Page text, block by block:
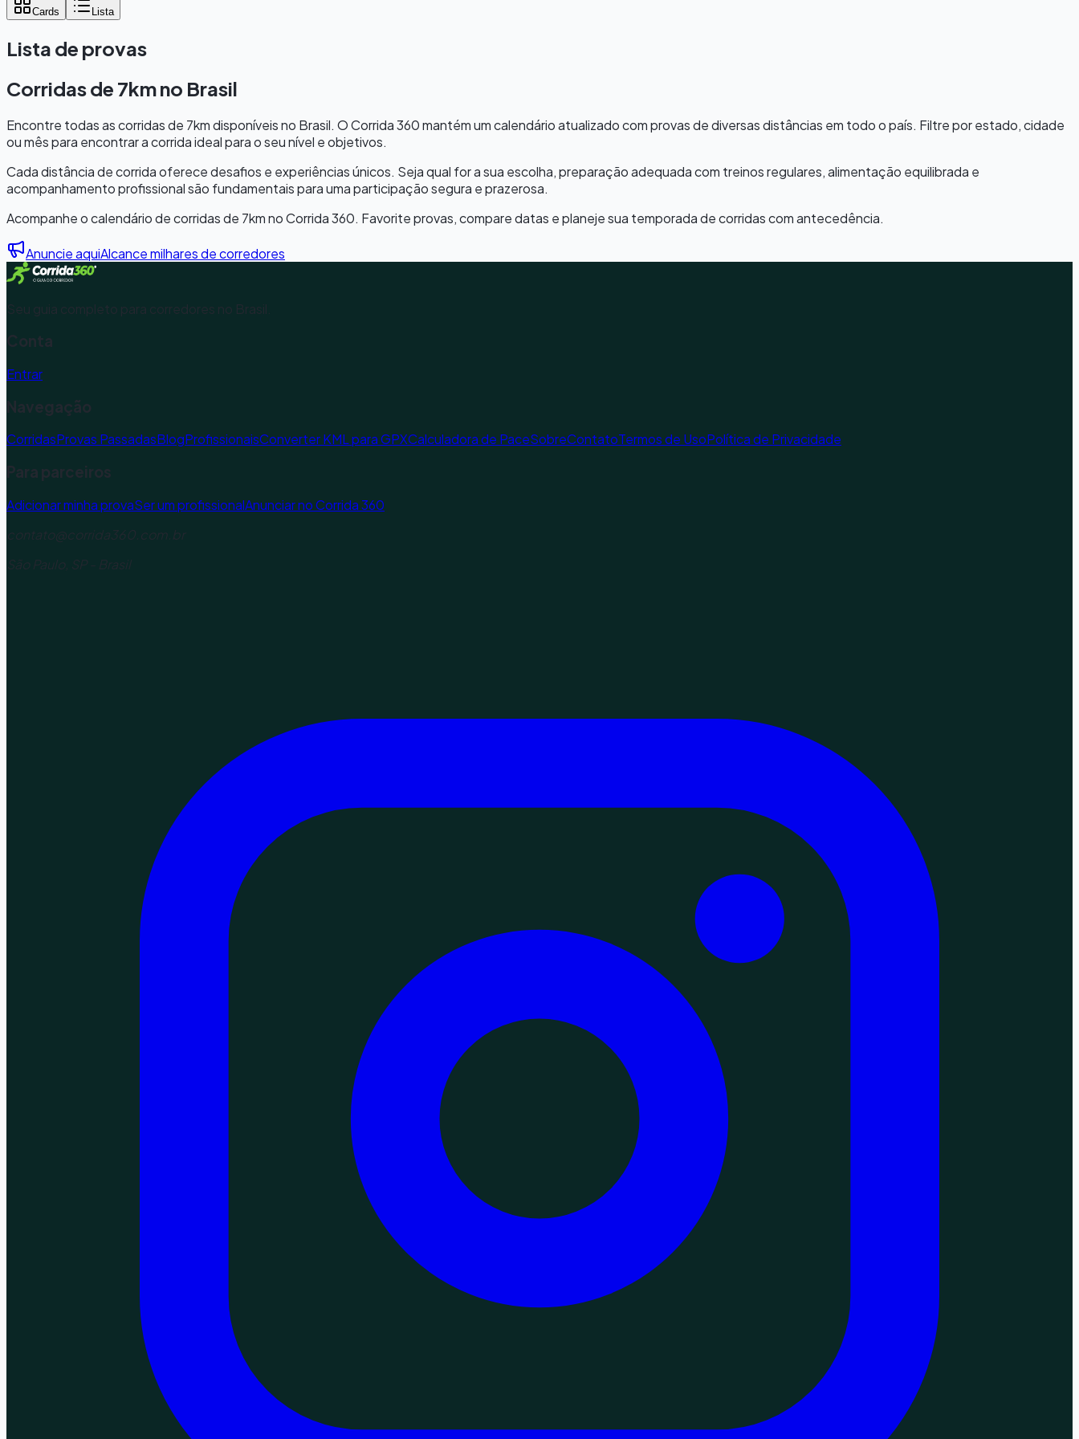
Cards Lista
Lista de provas
Corridas de 7kmno Brasil
Encontre todas as corridas de 7kmdisponíveis no Brasil. O Corrida 360 mantém um calendário atualizado com provas de diversas distâncias em todo o país. Filtre por estado, cidade
ou mês para encontrar a corrida ideal para o seu nível e objetivos.
Cada distância de corrida oferece desafios e experiências únicos. Seja qual for a sua escolha, preparação adequada com treinos regulares, alimentação equilibrada e
acompanhamento profissional são fundamentais para uma participação segura e prazerosa.
Acompanhe o calendário de corridas de 7kmno Corrida 360. Favorite provas, compare datas e planeje sua temporada de corridas com antecedência.
Anuncie aquiAlcance milhares de corredores
Seu guia completo para corredores no Brasil.
Conta
Entrar
Navegação
CorridasProvas PassadasBlogProfissionaisConverter KML para GPXCalculadora de PaceSobreContatoTermos de UsoPolítica de Privacidade
Para parceiros
Adicionar minha provaSer um profissionalAnunciar no Corrida 360
contato@corrida360.com.br
São Paulo, SP - Brasil